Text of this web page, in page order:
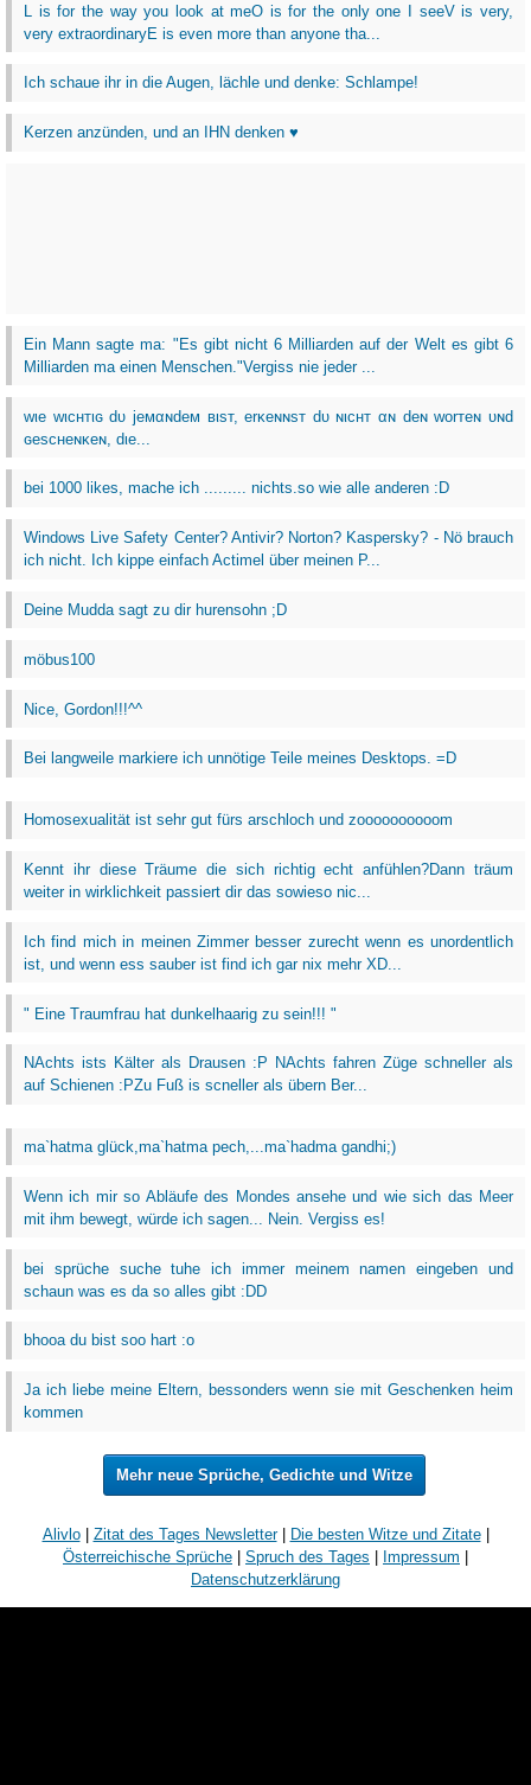
L is for the way you look at meO is for the only one I seeV is very,
very extraordinaryE is even more than anyone tha...
Ich schaue ihr in die Augen, lächle und denke: Schlampe!
Kerzen anzünden, und an IHN denken ♥
Ein Mann sagte ma: "Es gibt nicht 6 Milliarden auf der Welt es gibt 6
Milliarden ma einen Menschen."Vergiss nie jeder ...
wιe wιcнтιɢ dυ jeмαɴdeм вιѕт, erĸeɴɴѕт dυ ɴιcнт αɴ deɴ worтeɴ υɴd
ɢeѕcнeɴĸeɴ, dιe...
bei 1000 likes, mache ich ......... nichts.so wie alle anderen :D
Windows Live Safety Center? Antivir? Norton? Kaspersky? - Nö brauch
ich nicht. Ich kippe einfach Actimel über meinen P...
Deine Mudda sagt zu dir hurensohn ;D
möbus100
Nice, Gordon!!!^^
Bei langweile markiere ich unnötige Teile meines Desktops. =D
Homosexualität ist sehr gut fürs arschloch und zoooooooooom
Kennt ihr diese Träume die sich richtig echt anfühlen?Dann träum
weiter in wirklichkeit passiert dir das sowieso nic...
Ich find mich in meinen Zimmer besser zurecht wenn es unordentlich
ist, und wenn ess sauber ist find ich gar nix mehr XD...
" Eine Traumfrau hat dunkelhaarig zu sein!!! "
NAchts ists Kälter als Drausen :P NAchts fahren Züge schneller als
auf Schienen :PZu Fuß is scneller als übern Ber...
ma`hatma glück,ma`hatma pech,...ma`hadma gandhi;)
Wenn ich mir so Abläufe des Mondes ansehe und wie sich das Meer
mit ihm bewegt, würde ich sagen... Nein. Vergiss es!
bei sprüche suche tuhe ich immer meinem namen eingeben und
schaun was es da so alles gibt :DD
bhooa du bist soo hart :o
Ja ich liebe meine Eltern, bessonders wenn sie mit Geschenken heim
kommen
Mehr neue Sprüche, Gedichte und Witze
Alivlo| Zitat des Tages Newsletter| Die besten Witze und Zitate|
Österreichische Sprüche | Spruch des Tages | Impressum |
Datenschutzerklärung